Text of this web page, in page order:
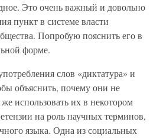
Это очень важный и довольно
пункт в системе власти
Попробую пояснить его в
форме.
слов «диктатура» и
объяснить, почему они не
использовать их в некотором
на роль научных терминов,
языка. Одна из социальных